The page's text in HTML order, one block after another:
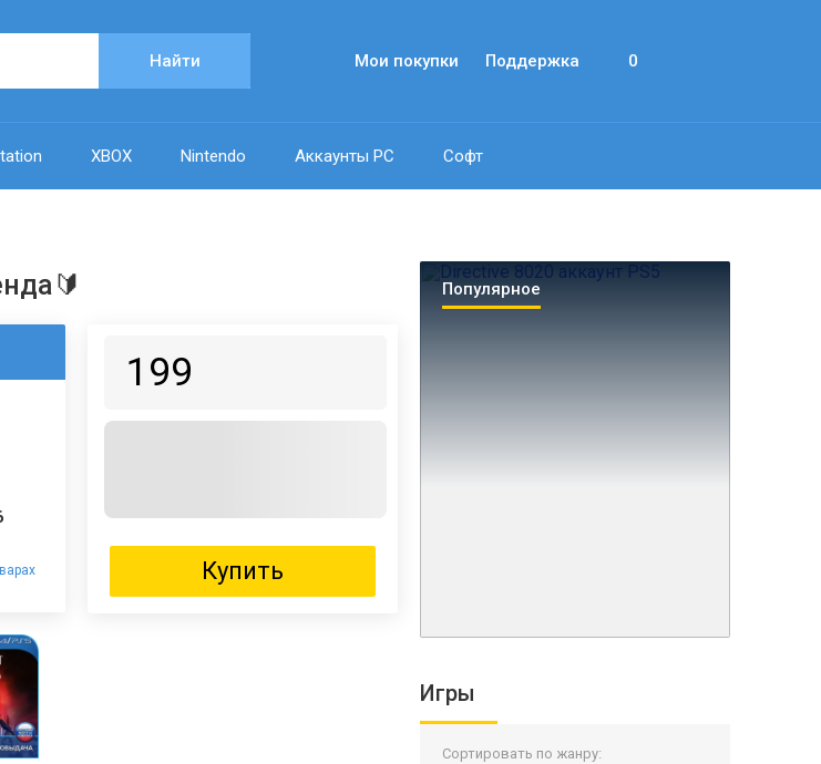
Найти Мои покупки Поддержка 0
XBOX Nintendo Аккаунты PC Софт
Популярное
Игры
Сортировать по жанру:
199
Купить